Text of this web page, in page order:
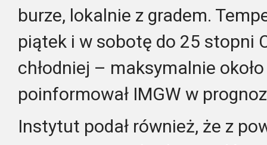
burze, lokalnie z gradem.
piątek i w sobotę do 25 stopni
chłodniej – maksymalnie
poinformował IMGW w
Instytut podał również, że z